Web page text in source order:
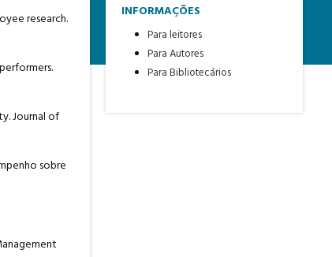
INFORMAÇÕES
Para leitores
Para Autores
Para Bibliotecários
research.
Journal of
sobre